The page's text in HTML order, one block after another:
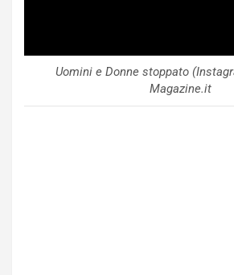
Uomini e Donne stoppato
Magazine.it